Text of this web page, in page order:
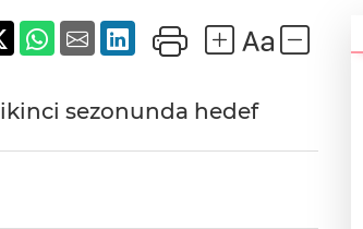
ikinci sezonunda hedef